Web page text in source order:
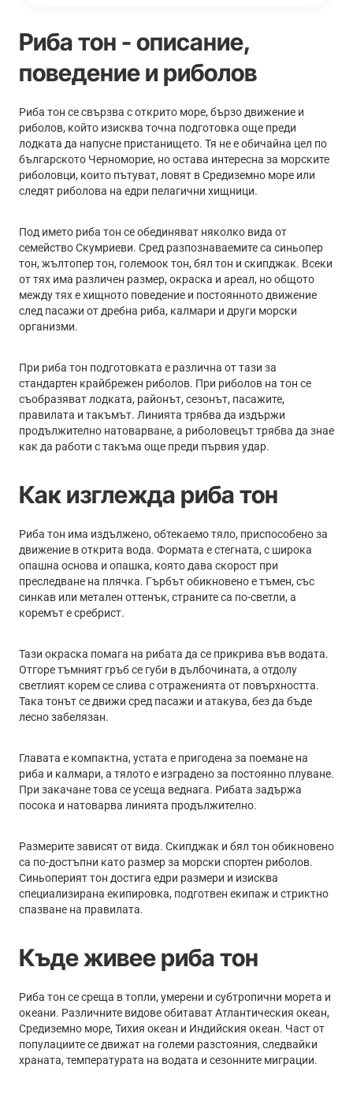
Риба тон - описание,
поведение и риболов
Риба тон се свързва с открито море, бързо движение и
риболов, който изисква точна подготовка още преди
лодката да напусне пристанището. Тя не е обичайна цел по
българското Черноморие, но остава интересна за морските
риболовци, които пътуват, ловят в Средиземно море или
следят риболова на едри пелагични хищници.
Под името риба тон се обединяват няколко вида от
семейство Скумриеви. Сред разпознаваемите са синьопер
тон, жълтопер тон, големоок тон, бял тон и скипджак. Всеки
от тях има различен размер, окраска и ареал, но общото
между тях е хищното поведение и постоянното движение
след пасажи от дребна риба, калмари и други морски
организми.
При риба тон подготовката е различна от тази за
стандартен крайбрежен риболов. При риболов на тон се
съобразяват лодката, районът, сезонът, пасажите,
правилата и такъмът. Линията трябва да издържи
продължително натоварване, а риболовецът трябва да знае
как да работи с такъма още преди първия удар.
Как изглежда риба тон
Риба тон има издължено, обтекаемо тяло, приспособено за
движение в открита вода. Формата е стегната, с широка
опашна основа и опашка, която дава скорост при
преследване на плячка. Гърбът обикновено е тъмен, със
синкав или метален оттенък, страните са по-светли, а
коремът е сребрист.
Тази окраска помага на рибата да се прикрива във водата.
Отгоре тъмният гръб се губи в дълбочината, а отдолу
светлият корем се слива с отраженията от повърхността.
Така тонът се движи сред пасажи и атакува, без да бъде
лесно забелязан.
Главата е компактна, устата е пригодена за поемане на
риба и калмари, а тялото е изградено за постоянно плуване.
При закачане това се усеща веднага. Рибата задържа
посока и натоварва линията продължително.
Размерите зависят от вида. Скипджак и бял тон обикновено
са по-достъпни като размер за морски спортен риболов.
Синьоперият тон достига едри размери и изисква
специализирана екипировка, подготвен екипаж и стриктно
спазване на правилата.
Къде живее риба тон
Риба тон се среща в топли, умерени и субтропични морета и
океани. Различните видове обитават Атлантическия океан,
Средиземно море, Тихия океан и Индийския океан. Част от
популациите се движат на големи разстояния, следвайки
храната, температурата на водата и сезонните миграции.